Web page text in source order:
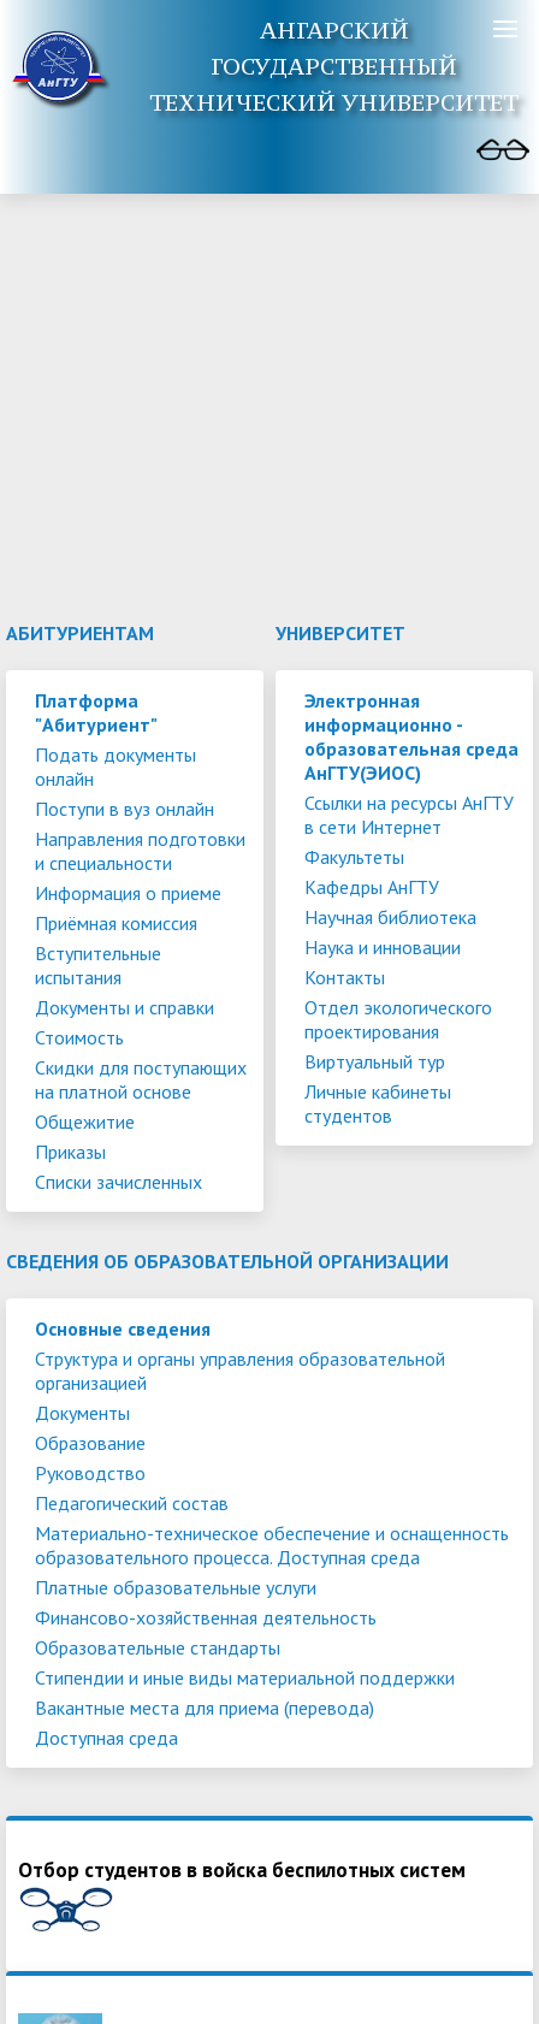
АНГАРСКИЙ
ГОСУДАРСТВЕННЫЙ
ТЕХНИЧЕСКИЙ УНИВЕРСИТЕТ
АБИТУРИЕНТАМ
Платформа
"Абитуриент"
Подать документы
онлайн
Поступи в вуз онлайн
Направления подготовки
и специальности
Информация о приеме
Приёмная комиссия
Вступительные
испытания
Документы и справки
Стоимость
Скидки для поступающих
на платной основе
Общежитие
Приказы
Списки зачисленных
УНИВЕРСИТЕТ
Электронная
информационно -
образовательная среда
АнГТУ(ЭИОС)
Ссылки на ресурсы АнГТУ
в сети Интернет
Факультеты
Кафедры АнГТУ
Научная библиотека
Наука и инновации
Контакты
Отдел экологического
проектирования
Виртуальный тур
Личные кабинеты
студентов
СВЕДЕНИЯ ОБ ОБРАЗОВАТЕЛЬНОЙ ОРГАНИЗАЦИИ
Основные сведения
Структура и органы управления образовательной
организацией
Документы
Образование
Руководство
Педагогический состав
Материально-техническое обеспечение и оснащенность
образовательного процесса. Доступная среда
Платные образовательные услуги
Финансово-хозяйственная деятельность
Образовательные стандарты
Стипендии и иные виды материальной поддержки
Вакантные места для приема (перевода)
Доступная среда
Отбор студентов в войска беспилотных систем